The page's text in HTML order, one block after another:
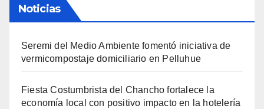
Noticias
Seremi del Medio Ambiente fomentó iniciativa de
vermicompostaje domiciliario en Pelluhue
Fiesta Costumbrista del Chancho fortalece la
economía local con positivo impacto en la hotelería